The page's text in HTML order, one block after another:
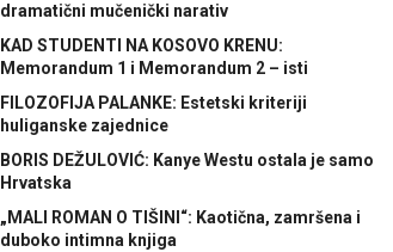
dramatični mučenički narativ
KAD STUDENTI NA KOSOVO KRENU:
Memorandum 1 i Memorandum 2 – isti
FILOZOFIJA PALANKE: Estetski kriteriji
huliganske zajednice
BORIS DEŽULOVIĆ: Kanye Westu ostala je samo
Hrvatska
„MALI ROMAN O TIŠINI“: Kaotična, zamršena i
duboko intimna knjiga